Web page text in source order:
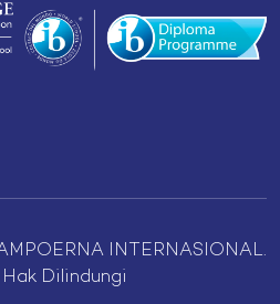
INTERNASIONAL.
Dilindungi